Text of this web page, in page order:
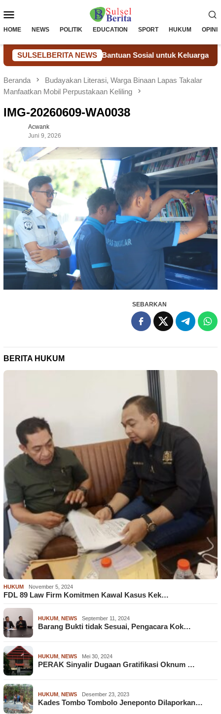
ke
Mobile
HOME NEWS POLITIK EDUCATION SPORT HUKUM OPINI
SULSELBERITA NEWS
Nyata Melalui Bantuan Sosial untuk Keluarga Warga
Beranda
Budayakan Literasi, Warga Binaan Lapas Takalar
Manfaatkan Mobil Perpustakaan Keliling
IMG-20260609-WA0038
Acwank
Juni 9, 2026
SEBARKAN
BERITA HUKUM
HUKUM November 5, 2024
FDL 89 Law Firm Komitmen Kawal Kasus Kek…
HUKUM NEWS September 11, 2024
Barang Bukti tidak Sesuai, Pengacara Kok…
HUKUM NEWS Mei 30, 2024
PERAK Sinyalir Dugaan Gratifikasi Oknum …
HUKUM NEWS Desember 23, 2023
Kades Tombo Tombolo Jeneponto Dilaporkan…